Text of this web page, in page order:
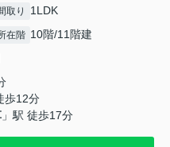
取り 1LDK
在階 10階/11階建
歩12分
」駅 徒歩17分